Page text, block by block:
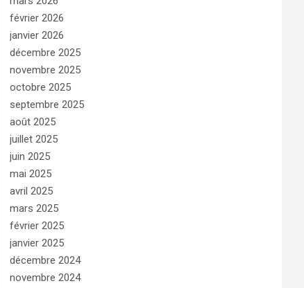
février 2026
janvier 2026
décembre 2025
novembre 2025
octobre 2025
septembre 2025
août 2025
juillet 2025
juin 2025
mai 2025
avril 2025
mars 2025
février 2025
janvier 2025
décembre 2024
novembre 2024